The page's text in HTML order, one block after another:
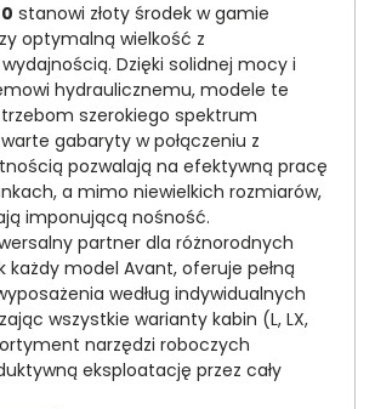
stanowi złoty środek w gamie
optymalną wielkość z
Dzięki solidnej mocy i
hydraulicznemu, modele te
szerokiego spektrum
gabaryty w połączeniu z
pozwalają na efektywną pracę
a mimo niewielkich rozmiarów,
imponującą nośność.
partner dla różnorodnych
każdy model Avant, oferuje pełną
według indywidualnych
wszystkie warianty kabin (L, LX,
narzędzi roboczych
eksploatację przez cały